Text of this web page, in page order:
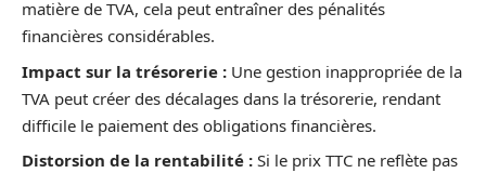
matière de TVA, cela peut entraîner des pénalités
financières considérables.
Impact sur la trésorerie : Une gestion inappropriée de la
TVA peut créer des décalages dans la trésorerie, rendant
difficile le paiement des obligations financières.
Distorsion de la rentabilité : Si le prix TTC ne reflète pas